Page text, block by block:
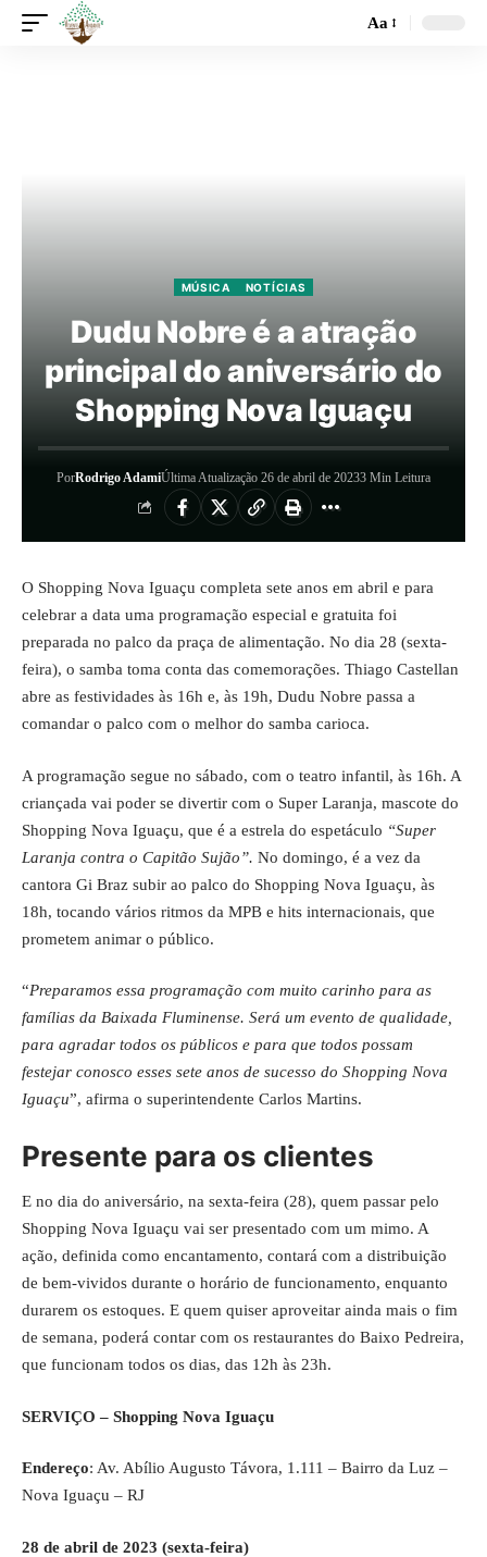
Aa
MÚSICA NOTÍCIAS
Dudu Nobre é a atração
principal do aniversário do
Shopping Nova Iguaçu
PorRodrigo AdamiÚltima Atualização 26 de abril de 20233 Min Leitura
O Shopping Nova Iguaçu completa sete anos em abril e para
celebrar a data uma programação especial e gratuita foi
preparada no palco da praça de alimentação. No dia 28 (sexta-
feira), o samba toma conta das comemorações. Thiago Castellan
abre as festividades às 16h e, às 19h, Dudu Nobre passa a
comandar o palco com o melhor do samba carioca.
A programação segue no sábado, com o teatro infantil, às 16h. A
criançada vai poder se divertir com o Super Laranja, mascote do
Shopping Nova Iguaçu, que é a estrela do espetáculo “Super
Laranja contra o Capitão Sujão”. No domingo, é a vez da
cantora Gi Braz subir ao palco do Shopping Nova Iguaçu, às
18h, tocando vários ritmos da MPB e hits internacionais, que
prometem animar o público.
“Preparamos essa programação com muito carinho para as
famílias da Baixada Fluminense. Será um evento de qualidade,
para agradar todos os públicos e para que todos possam
festejar conosco esses sete anos de sucesso do Shopping Nova
Iguaçu”, afirma o superintendente Carlos Martins.
Presente para os clientes
E no dia do aniversário, na sexta-feira (28), quem passar pelo
Shopping Nova Iguaçu vai ser presentado com um mimo. A
ação, definida como encantamento, contará com a distribuição
de bem-vividos durante o horário de funcionamento, enquanto
durarem os estoques. E quem quiser aproveitar ainda mais o fim
de semana, poderá contar com os restaurantes do Baixo Pedreira,
que funcionam todos os dias, das 12h às 23h.
SERVIÇO – Shopping Nova Iguaçu
Endereço: Av. Abílio Augusto Távora, 1.111 – Bairro da Luz –
Nova Iguaçu – RJ
28 de abril de 2023 (sexta-feira)